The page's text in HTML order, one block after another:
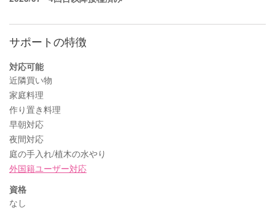
サポートの特徴
対応可能
近隣買い物
家庭料理
作り置き料理
早朝対応
夜間対応
庭の手入れ/植木の水やり
外国籍ユーザー対応
資格
なし